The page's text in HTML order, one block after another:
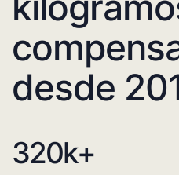
desde
320k+